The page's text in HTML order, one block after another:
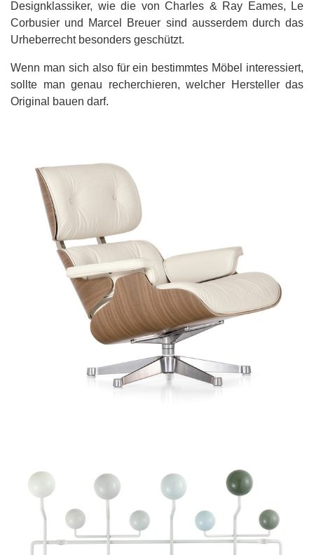
Designklassiker, wie die von Charles & Ray Eames, Le
Corbusier und Marcel Breuer sind ausserdem durch das
Urheberrecht besonders geschützt.
Wenn man sich also für ein bestimmtes Möbel interessiert,
sollte man genau recherchieren, welcher Hersteller das
Original bauen darf.